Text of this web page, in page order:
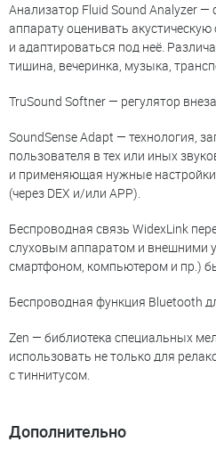
Анализатор Fluid Sound Analyzer —
аппарату оценивать акустическую
и адаптироваться под неё.
тишина, вечеринка, музыка,
TruSound Softner — регулятор
SoundSense Adapt — технология,
пользователя в тех или иных
и применяющая нужные
(через DEX и/или АРР).
Беспроводная связь WidexLink
слуховым аппаратом и внешними
смартфоном, компьютером и пр.)
Беспроводная функция Bluetooth
Zen — библиотека специальных
использовать не только для
с тиннитусом.
Дополнительно